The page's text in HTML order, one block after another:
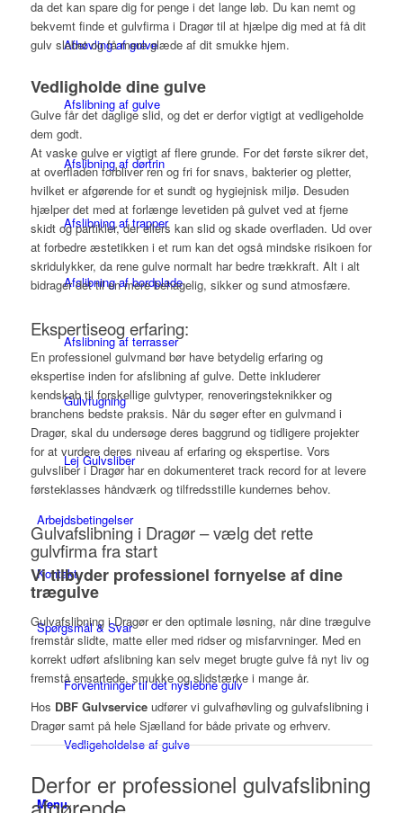
Afhøvling af gulve
Afslibning af gulve
Afslibning af dørtrin
Afslibning af trapper
Afslibning af bordplade
Afslibning af terrasser
Gulvfugning
Lej Gulvsliber
Arbejdsbetingelser
Kontakt
Spørgsmål & Svar
Forventninger til det nyslebne gulv
Vedligeholdelse af gulve
Menu
da det kan spare dig for penge i det lange løb. Du kan nemt og
bekvemt finde et gulvfirma i Dragør til at hjælpe dig med at få dit
gulv slebet og få mere glæde af dit smukke hjem.
Vedligholde dine gulve
Gulve får det daglige slid, og det er derfor vigtigt at vedligeholde
dem godt.
At vaske gulve er vigtigt af flere grunde. For det første sikrer det,
at overfladen forbliver ren og fri for snavs, bakterier og pletter,
hvilket er afgørende for et sundt og hygiejnisk miljø. Desuden
hjælper det med at forlænge levetiden på gulvet ved at fjerne
skidt og partikler, der ellers kan slid og skade overfladen. Ud over
at forbedre æstetikken i et rum kan det også mindske risikoen for
skridulykker, da rene gulve normalt har bedre trækkraft. Alt i alt
bidrager det til en mere behagelig, sikker og sund atmosfære.
Ekspertiseog erfaring:
En professionel gulvmand bør have betydelig erfaring og
ekspertise inden for afslibning af gulve. Dette inkluderer
kendskab til forskellige gulvtyper, renoveringsteknikker og
branchens bedste praksis. Når du søger efter en gulvmand i
Dragør, skal du undersøge deres baggrund og tidligere projekter
for at vurdere deres niveau af erfaring og ekspertise. Vors
gulvsliber i Dragør har en dokumenteret track record for at levere
førsteklasses håndværk og tilfredsstille kundernes behov.
Gulvafslibning i Dragør – vælg det rette
gulvfirma fra start
Vi tilbyder professionel fornyelse af dine
trægulve
Gulvafslibning i Dragør er den optimale løsning, når dine trægulve
fremstår slidte, matte eller med ridser og misfarvninger. Med en
korrekt udført afslibning kan selv meget brugte gulve få nyt liv og
fremstå ensartede, smukke og slidstærke i mange år.
Hos DBF Gulvserviceudfører vi gulvafhøvling og gulvafslibning i
Dragør samt på hele Sjælland for både private og erhverv.
Derfor er professionel gulvafslibning